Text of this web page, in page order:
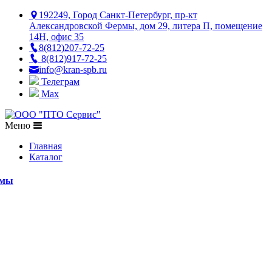
192249, Город Санкт-Петербург, пр-кт
Александровской Фермы, дом 29, литера П, помещение
14Н, офис 35
8(812)207-72-25
8(812)917-72-25
info@kran-spb.ru
Телеграм
Max
Меню
Главная
Каталог